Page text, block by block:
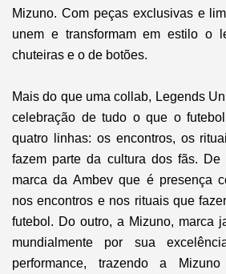
Mizuno. Com peças exclusivas e
unem e transformam em estilo o
chuteiras e o de botões.
Mais do que uma collab, Legends
celebração de tudo o que o
quatro linhas: os encontros, os
fazem parte da cultura dos fãs. De
marca da Ambev que é presença
nos encontros e nos rituais que
futebol. Do outro, a Mizuno, marca
mundialmente por sua
performance, trazendo a